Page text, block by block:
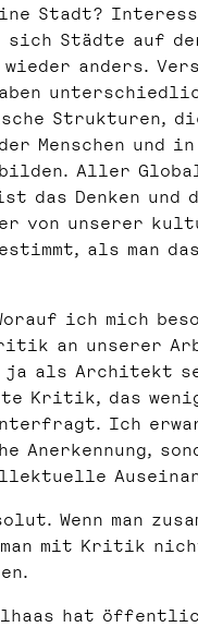
Stadt?
sich Städte auf
wieder anders.
Strukturen,
Menschen und in
Aller
das Denken und
von unserer
als man
ich mich
an unserer
ja als Architekt
Kritik, das
Ich
Anerkennung,
Wenn man
mit Kritik
hat